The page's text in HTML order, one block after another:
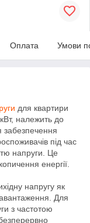
Оплата Умови
для квартири
належить до
забезпечення
під час
напруги. Це
енергії.
напругу як
Для
з частотою